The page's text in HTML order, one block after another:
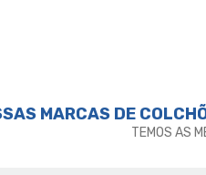
MARCAS DE
TEMOS AS